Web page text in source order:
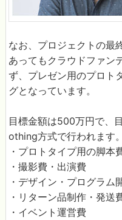
なお、プロジェクトの最
あってもクラウドファン
ず、プレゼン用のプロト
グとなっています。
目標金額は500万円で、
othing方式で行われます
・プロトタイプ用の脚本
・撮影費・出演費
・デザイン・プログラム
・リターン品制作・発送
・イベント運営費